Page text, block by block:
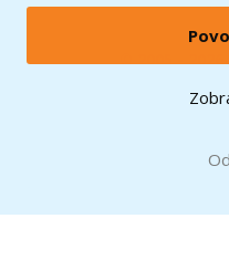
© 2005 -
LEGO, logo LEGO a minifigúrka sú
2024
Zobraziť
Doprava zadarmo